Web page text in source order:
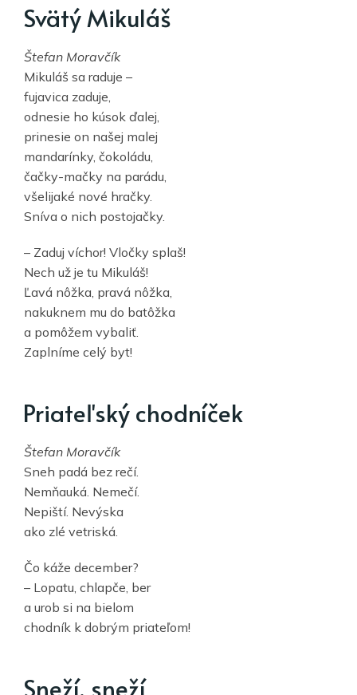
Svätý Mikuláš
Štefan Moravčík
Mikuláš sa raduje –
fujavica zaduje,
odnesie ho kúsok ďalej,
prinesie on našej malej
mandarínky, čokoládu,
čačky-mačky na parádu,
všelijaké nové hračky.
Sníva o nich postojačky.
– Zaduj víchor! Vločky splaš!
Nech už je tu Mikuláš!
Ľavá nôžka, pravá nôžka,
nakuknem mu do batôžka
a pomôžem vybaliť.
Zaplníme celý byt!
Priateľský chodníček
Štefan Moravčík
Sneh padá bez rečí.
Nemňauká. Nemečí.
Nepiští. Nevýska
ako zlé vetriská.
Čo káže december?
– Lopatu, chlapče, ber
a urob si na bielom
chodník k dobrým priateľom!
Sneží, sneží